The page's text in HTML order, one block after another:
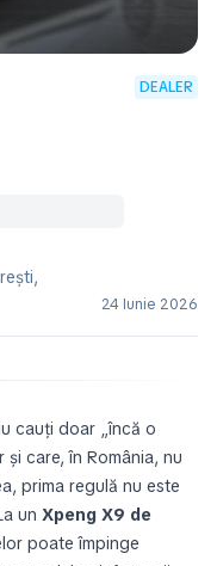
DEALER
24 Iunie 2026
cauți doar „încă o
care, în România, nu
prima regulă nu este
un Xpeng X9 de
poate împinge